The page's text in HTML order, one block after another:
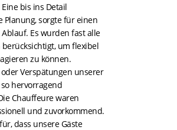
bis ins Detail
Planung, sorgte für einen
Es wurden fast alle
um flexibel
zu können.
Verspätungen unserer
hervorragend
Chauffeure waren
und zuvorkommend.
dass unsere Gäste